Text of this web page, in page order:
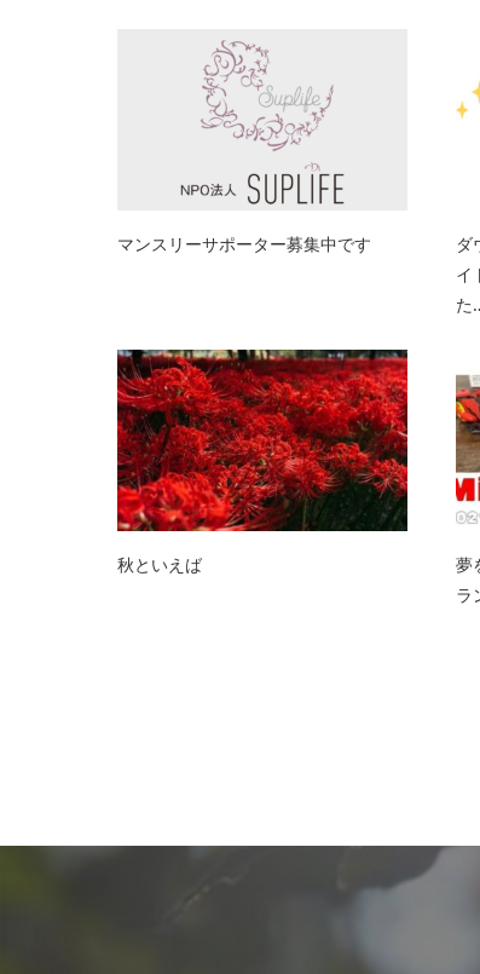
マンスリーサポーター募集中です
ダ
イ
た
秋といえば
夢
ラ